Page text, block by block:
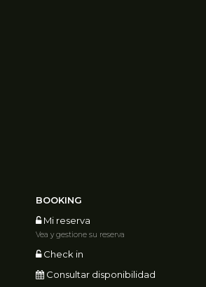
BOOKING
Mi reserva
Vea y gestione su reserva
Check in
Consultar disponibilidad